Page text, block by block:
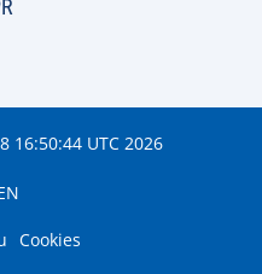
16:50:44 UTC 2026
Cookies